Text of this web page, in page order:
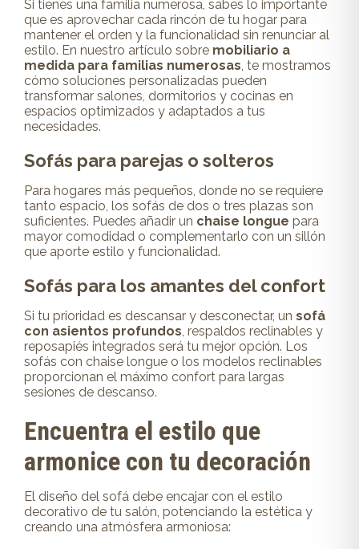
Si tienes una familia numerosa, sabes lo importante
que es aprovechar cada rincón de tu hogar para
mantener el orden y la funcionalidad sin renunciar al
estilo. En nuestro artículo sobre mobiliario a
medida para familias numerosas , te mostramos
cómo soluciones personalizadas pueden
transformar salones, dormitorios y cocinas en
espacios optimizados y adaptados a tus
necesidades.
Sofás para parejas o solteros
Para hogares más pequeños, donde no se requiere
tanto espacio, los sofás de dos o tres plazas son
suficientes. Puedes añadir un chaise longue para
mayor comodidad o complementarlo con un sillón
que aporte estilo y funcionalidad.
Sofás para los amantes del confort
Si tu prioridad es descansar y desconectar, un sofá
con asientos profundos , respaldos reclinables y
reposapiés integrados será tu mejor opción. Los
sofás con chaise longue o los modelos reclinables
proporcionan el máximo confort para largas
sesiones de descanso.
Encuentra el estilo que
armonice con tu decoración
El diseño del sofá debe encajar con el estilo
decorativo de tu salón, potenciando la estética y
creando una atmósfera armoniosa: